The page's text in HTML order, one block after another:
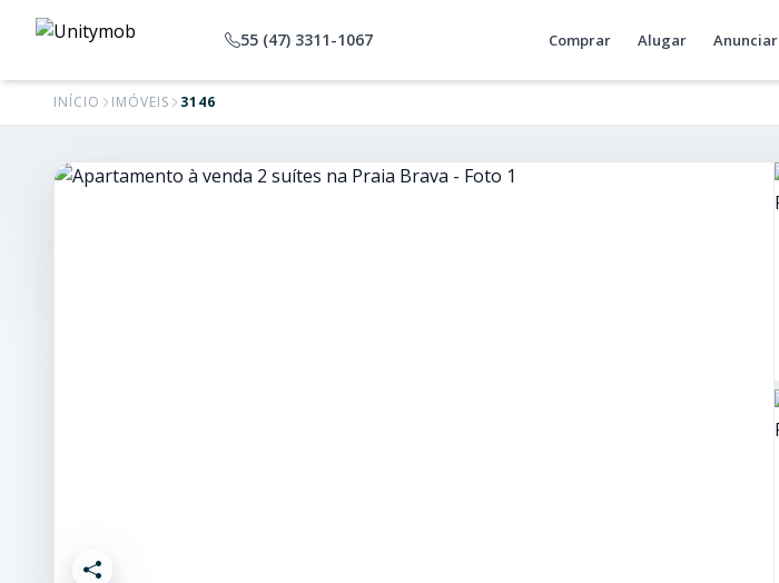
55 (47) 3311-1067 Comprar Alugar Anunciar
INÍCIO IMÓVEIS 3146